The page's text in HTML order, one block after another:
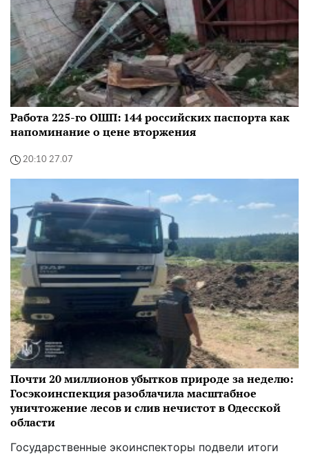
Работа 225-го ОШП: 144 российских паспорта как
напоминание о цене вторжения
20:10 27.07
Почти 20 миллионов убытков природе за неделю:
Госэкоинспекция разоблачила масштабное
уничтожение лесов и слив нечистот в Одесской
области
Государственные экоинспекторы подвели итоги